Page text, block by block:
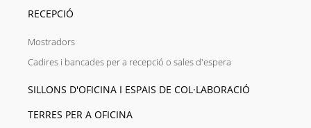
RECEPCIÓ
Mostradors
Cadires i bancades per a recepció o sales d'espera
SILLONS D'OFICINA I ESPAIS DE COL·LABORACIÓ
TERRES PER A OFICINA